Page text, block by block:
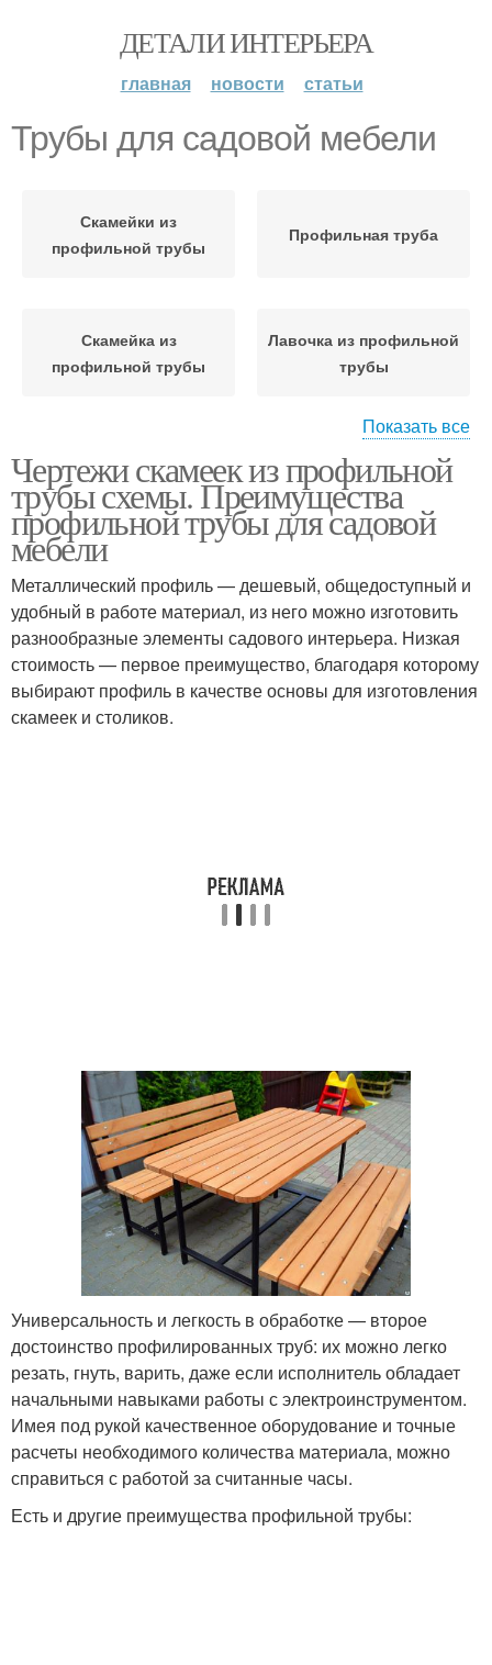
ДЕТАЛИ ИНТЕРЬЕРА
главная новости статьи
Трубы для садовой мебели
Скамейки из
профильной трубы
Профильная труба
Скамейка из
профильной трубы
Лавочка из профильной
трубы
профильной трубы
Показать все
Чертежи скамеек из профильной
трубы схемы. Преимущества
профильной трубы для садовой
мебели
Металлический профиль — дешевый, общедоступный и
удобный в работе материал, из него можно изготовить
разнообразные элементы садового интерьера. Низкая
стоимость — первое преимущество, благодаря которому
выбирают профиль в качестве основы для изготовления
скамеек и столиков.
Универсальность и легкость в обработке — второе
достоинство профилированных труб: их можно легко
резать, гнуть, варить, даже если исполнитель обладает
начальными навыками работы с электроинструментом.
Имея под рукой качественное оборудование и точные
расчеты необходимого количества материала, можно
справиться с работой за считанные часы.
Есть и другие преимущества профильной трубы: